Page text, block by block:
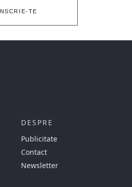
ÎNSCRIE-TE
DESPRE
Publicitate
Contact
Newsletter